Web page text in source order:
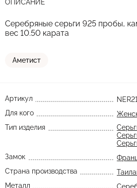
ОПИСАНИЕ
Серебряные серьги 925 пробы,
вес 10.50 карата
Аметист
Артикул
Для кого
Тип изделия
Замок
Страна производства
Металл